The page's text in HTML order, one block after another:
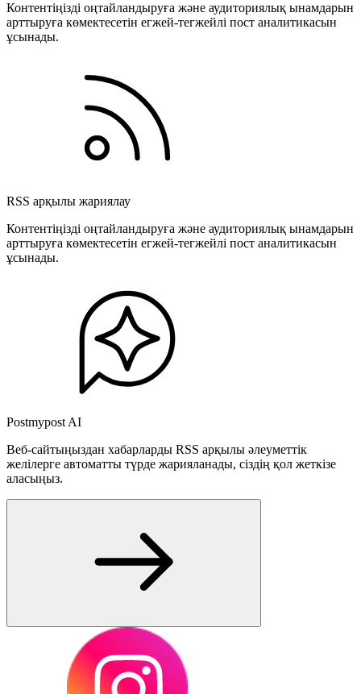
Контентіңізді оңтайландыруға және аудиториялық ынамдарын
арттыруға көмектесетін егжей-тегжейлі пост аналитикасын
ұсынады.
RSS арқылы жариялау
Контентіңізді оңтайландыруға және аудиториялық ынамдарын
арттыруға көмектесетін егжей-тегжейлі пост аналитикасын
ұсынады.
Postmypost AI
Веб-сайтыңыздан хабарларды RSS арқылы әлеуметтік
желілерге автоматты түрде жарияланады, сіздің қол жеткізе
аласыңыз.